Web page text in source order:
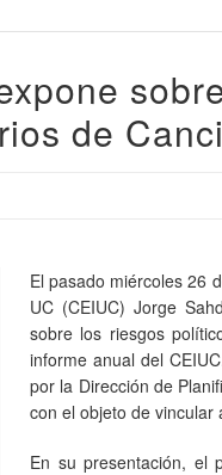
de
El pasado miércoles 26
UC (CEIUC) Jorge
sobre los riesgos
informe anual del
por la Dirección de
con el objeto de vincular
En su presentación, el